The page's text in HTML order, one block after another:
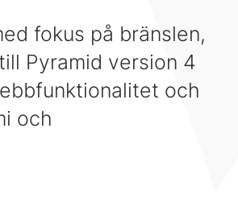
fokus på bränslen,
Pyramid version 4
och
och